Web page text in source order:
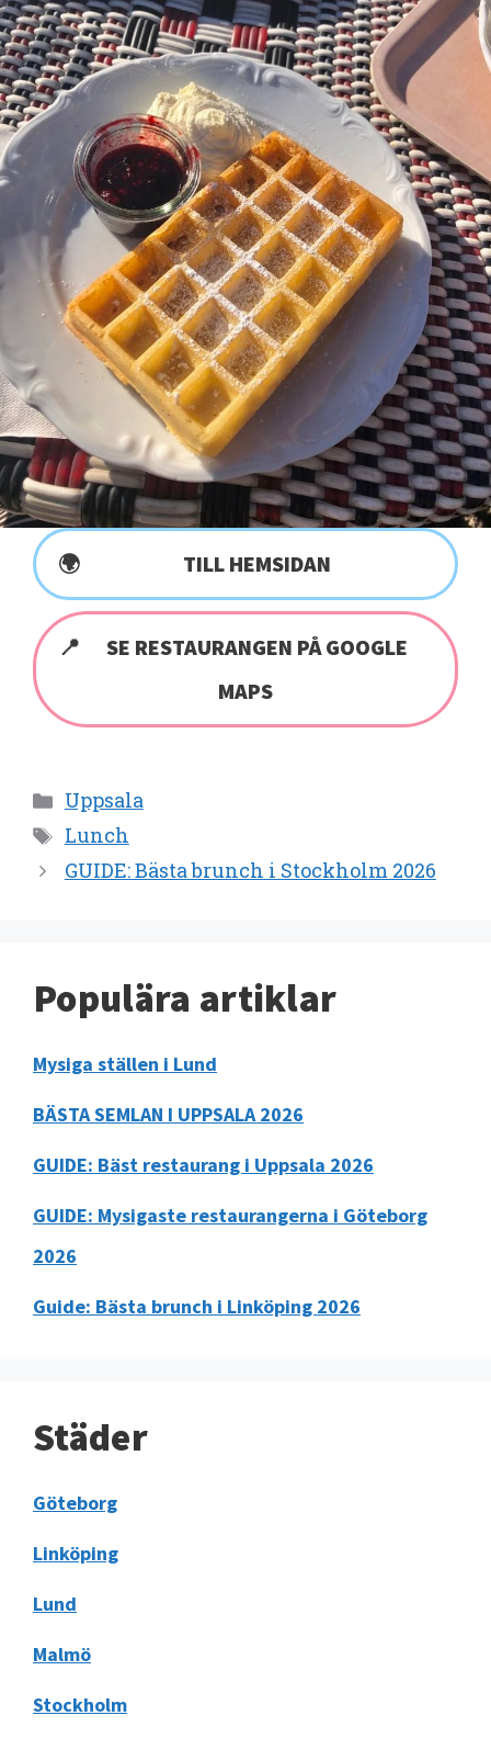
TILL HEMSIDAN
SE RESTAURANGEN PÅ GOOGLE
MAPS
Kategorier
Uppsala
Etiketter
Lunch
GUIDE: Bästa brunch i Stockholm 2026
Populära artiklar
Mysiga ställen i Lund
BÄSTA SEMLAN I UPPSALA 2026
GUIDE: Bäst restaurang i Uppsala 2026
GUIDE: Mysigaste restaurangerna i Göteborg
2026
Guide: Bästa brunch i Linköping 2026
Städer
Göteborg
Linköping
Lund
Malmö
Stockholm